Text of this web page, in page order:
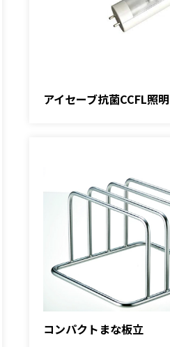
アイセーブ抗菌CCFL照明
コンパクトまな板立